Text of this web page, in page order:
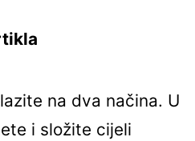
na dva načina. U
i složite cijeli